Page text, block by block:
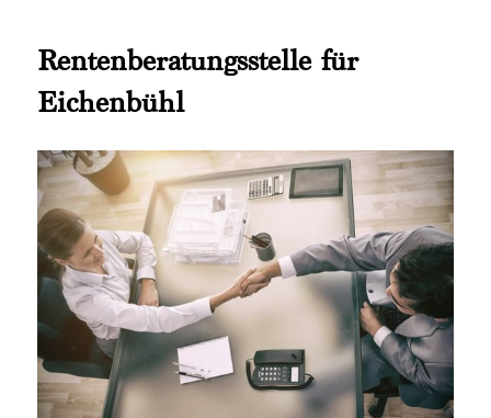
Rentenberatungsstelle für
Eichenbühl